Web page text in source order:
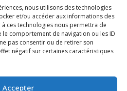
nous utilisons des technologies
et/ou accéder aux informations des
ces technologies nous permettra de
comportement de navigation ou les ID
pas consentir ou de retirer son
négatif sur certaines caractéristiques
Accepter